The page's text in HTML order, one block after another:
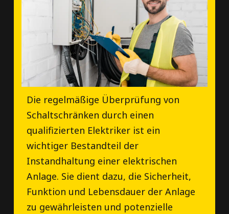
Die regelmäßige Überprüfung von
Schaltschränken durch einen
qualifizierten Elektriker ist ein
wichtiger Bestandteil der
Instandhaltung einer elektrischen
Anlage. Sie dient dazu, die Sicherheit,
Funktion und Lebensdauer der Anlage
zu gewährleisten und potenzielle